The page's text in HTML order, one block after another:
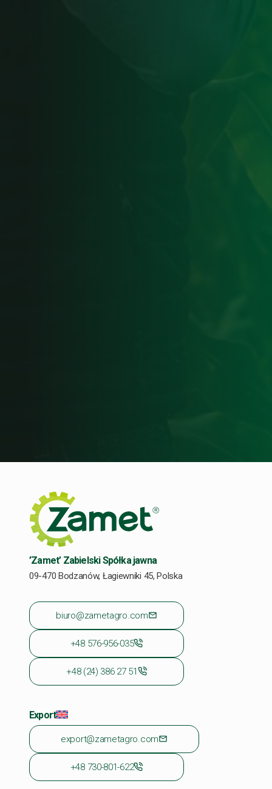
’Zamet’ Zabielski Spółka jawna
09-470 Bodzanów, Łagiewniki 45, Polska
biuro@zametagro.com
+48 576-956-035
+48 (24) 386 27 51
Export
export@zametagro.com
+48 730-801-622